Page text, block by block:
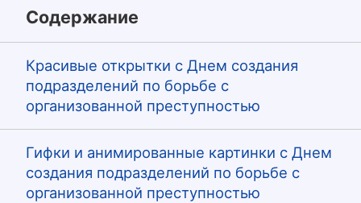
Содержание
Красивые открытки с Днем создания
подразделений по борьбе с
организованной преступностью
Гифки и анимированные картинки с Днем
создания подразделений по борьбе с
организованной преступностью